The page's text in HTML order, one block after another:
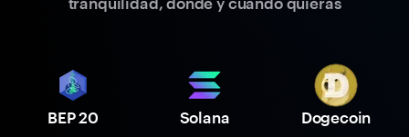
BEP 20 Solana Dogecoin